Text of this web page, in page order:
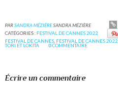
PARSANDRA MÉZIÈRESANDRA MÉZIÈRE
CATÉGORIES : FESTIVAL DE CANNES 2022
FESTIVAL DE CANNES FESTIVAL DE CANNES 2022
TORI ET LOKITA 0COMMENTAIRE
Écrire un commentaire